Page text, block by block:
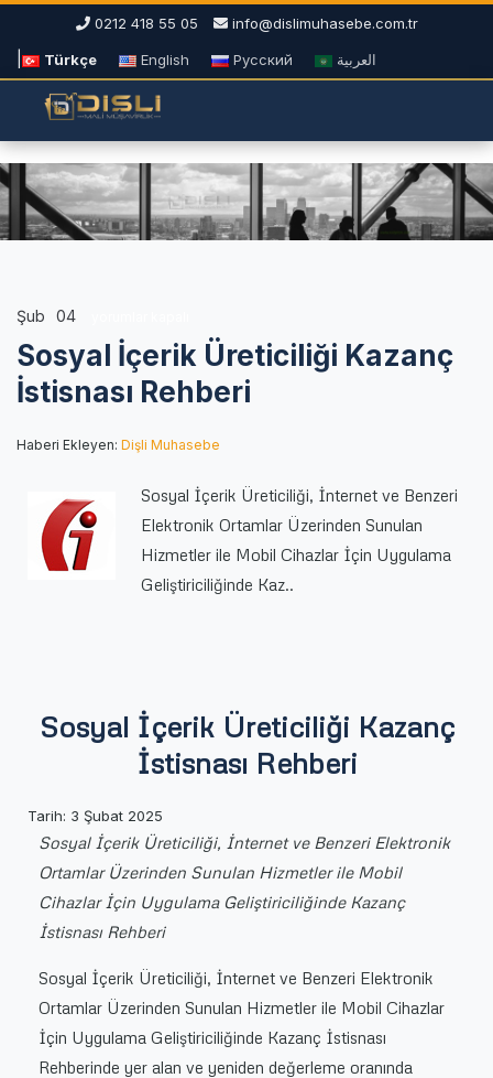
0212 418 55 05 info@dislimuhasebe.com.tr
Türkçe English Русский العربية
Şub 04
İçerik
Üreticiliği
Kazanç
İstisnası
için
Sosyal İçerik Üreticiliği Kazanç
İstisnası Rehberi
Haberi Ekleyen: Dişli Muhasebe
Sosyal İçerik Üreticiliği, İnternet ve Benzeri
Elektronik Ortamlar Üzerinden Sunulan
Hizmetler ile Mobil Cihazlar İçin Uygulama
Geliştiriciliğinde Kaz..
Sosyal İçerik Üreticiliği Kazanç
İstisnası Rehberi
Tarih: 3 Şubat 2025
Sosyal İçerik Üreticiliği, İnternet ve Benzeri Elektronik
Ortamlar Üzerinden Sunulan Hizmetler ile Mobil
Cihazlar İçin Uygulama Geliştiriciliğinde Kazanç
İstisnası Rehberi
Sosyal İçerik Üreticiliği, İnternet ve Benzeri Elektronik
Ortamlar Üzerinden Sunulan Hizmetler ile Mobil Cihazlar
İçin Uygulama Geliştiriciliğinde Kazanç İstisnası
Rehberinde yer alan ve yeniden değerleme oranında